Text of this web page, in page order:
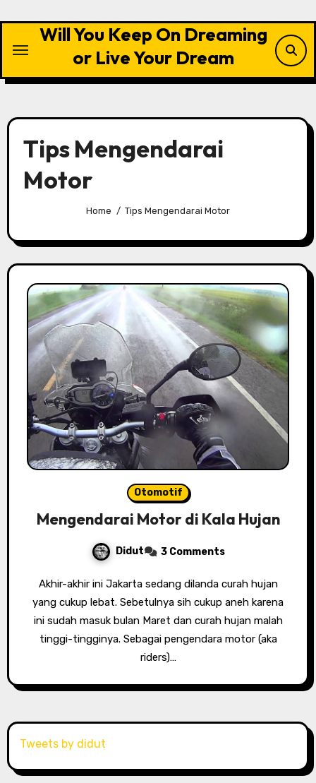
content
Will You Keep On Dreaming
or Live Your Dream
Tips Mengendarai
Motor
Home Tips Mengendarai Motor
Otomotif
Mengendarai Motor di Kala Hujan
Didut 3 Comments
Akhir-akhir ini Jakarta sedang dilanda curah hujan
yang cukup lebat. Sebetulnya sih cukup aneh karena
ini sudah masuk bulan Maret dan curah hujan malah
tinggi-tingginya. Sebagai pengendara motor (aka
riders)…
Tweets by didut